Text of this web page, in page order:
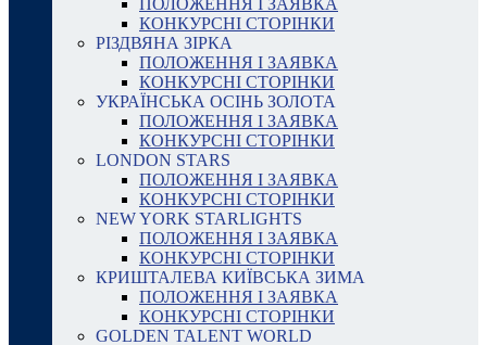
ПОЛОЖЕННЯ І ЗАЯВКА
КОНКУРСНІ СТОРІНКИ
РІЗДВЯНА ЗІРКА
ПОЛОЖЕННЯ І ЗАЯВКА
КОНКУРСНІ СТОРІНКИ
УКРАЇНСЬКА ОСІНЬ ЗОЛОТА
ПОЛОЖЕННЯ І ЗАЯВКА
КОНКУРСНІ СТОРІНКИ
LONDON STARS
ПОЛОЖЕННЯ І ЗАЯВКА
КОНКУРСНІ СТОРІНКИ
NEW YORK STARLIGHTS
ПОЛОЖЕННЯ І ЗАЯВКА
КОНКУРСНІ СТОРІНКИ
КРИШТАЛЕВА КИЇВСЬКА ЗИМА
ПОЛОЖЕННЯ І ЗАЯВКА
КОНКУРСНІ СТОРІНКИ
GOLDEN TALENT WORLD